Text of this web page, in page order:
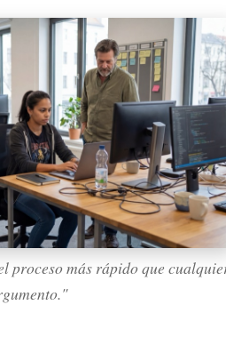
proceso más rápido que